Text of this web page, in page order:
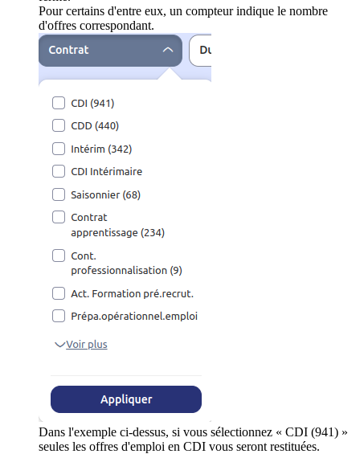
Pour certains d'entre eux, un compteur indique le nombre
d'offres correspondant.
Dans l'exemple ci-dessus, si vous sélectionnez « CDI (941) »
seules les offres d'emploi en CDI vous seront restituées.